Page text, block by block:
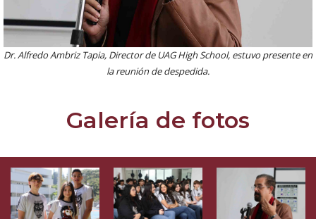
Dr. Alfredo Ambriz Tapia, Director de UAG High School, estuvo presente en
la reunión de despedida.
Galería de fotos